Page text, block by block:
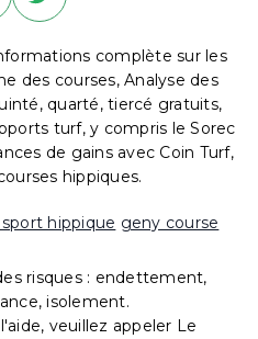
complète sur les
des courses, Analyse des
quarté, tiercé gratuits,
turf, y compris le Sorec
de gains avec Coin Turf,
hippiques.
hippique geny course
risques : endettement,
isolement.
veuillez appeler Le